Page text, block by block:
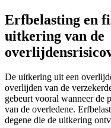
Erfbelasting en
uitkering van de
De uitkering uit een
overlijden van de
gebeurt vooral wanneer de
van de overledene.
degene die de uitkering